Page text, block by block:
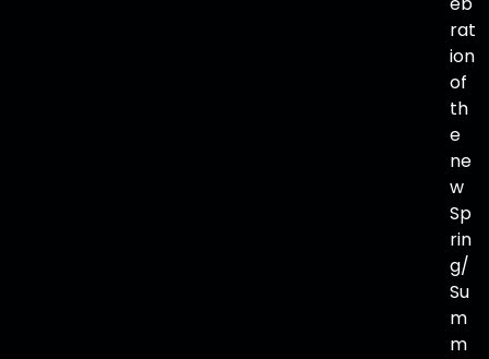
rat
ion
of
th
e
ne
w
Sp
rin
g/
Su
m
m